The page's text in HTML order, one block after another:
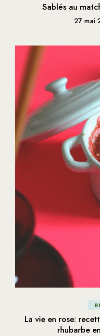
Sablés au
27 mai
La vie en rose:
rhubarbe